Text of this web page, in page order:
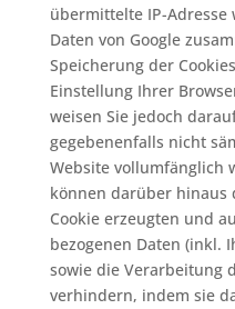
übermittelte IP-
Daten von Google
Speicherung der
Einstellung Ihrer
weisen Sie jedoch
gegebenenfalls nicht
Website vollumfänglich
können darüber hinaus
Cookie erzeugten und
bezogenen Daten (inkl.
sowie die Verarbeitung
verhindern, indem sie